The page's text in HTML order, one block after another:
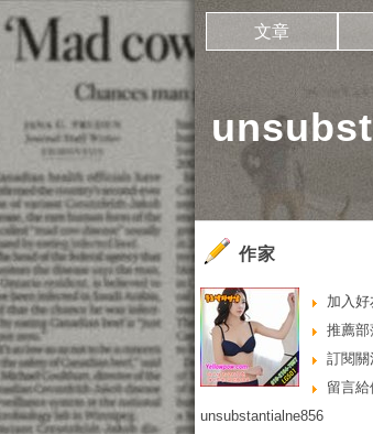
文章
作家
加入好
推薦部
訂閱關
留言給
unsubstantialne856